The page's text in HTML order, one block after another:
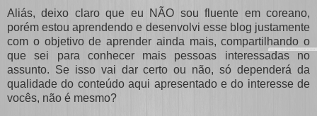
Aliás, deixo claro que eu NÃO sou fluente em coreano,
porém estou aprendendo e desenvolvi esse blog justamente
com o objetivo de aprender ainda mais, compartilhando o
que sei para conhecer mais pessoas interessadas no
assunto. Se isso vai dar certo ou não, só dependerá da
qualidade do conteúdo aqui apresentado e do interesse de
vocês, não é mesmo?